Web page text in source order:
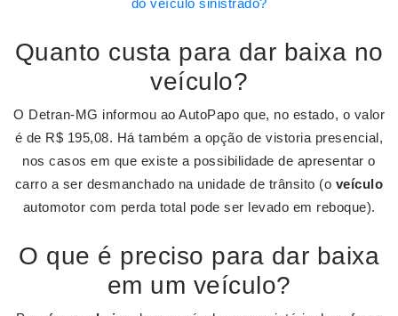
do veículo sinistrado?
Quanto custa para dar baixa no
veículo?
O Detran-MG informou ao AutoPapo que, no estado, o valor
é de R$ 195,08. Há também a opção de vistoria presencial,
nos casos em que existe a possibilidade de apresentar o
carro a ser desmanchado na unidade de trânsito (o veículo
automotor com perda total pode ser levado em reboque).
O que é preciso para dar baixa
em um veículo?